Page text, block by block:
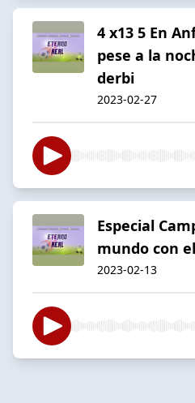
4 x13 5 En
pese a la
derbi
2023-02-27
Especial
mundo con
2023-02-13